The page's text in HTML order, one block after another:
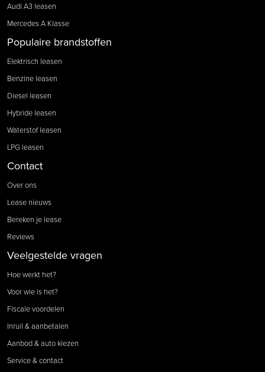
Audi A3 leasen
Mercedes A Klasse
Populaire brandstoffen
Elektrisch leasen
Benzine leasen
Diesel leasen
Hybride leasen
Waterstof leasen
LPG leasen
Contact
Over ons
Lease nieuws
Bereken je lease
Reviews
Veelgestelde vragen
Hoe werkt het?
Voor wie is het?
Fiscale voordelen
Inruil & aanbetalen
Aanbod & auto kiezen
Service & contact